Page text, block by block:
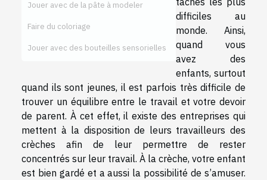
Jouer avec de la pâte à modeler
Faire du coloriage
Jouer avec des bouteilles sensorielles
difficiles au
monde. Ainsi,
quand vous
avez des
enfants, surtout
quand ils sont jeunes, il est parfois très difficile de
trouver un équilibre entre le travail et votre devoir
de parent. À cet effet, il existe des entreprises qui
mettent à la disposition de leurs travailleurs des
crèches afin de leur permettre de rester
concentrés sur leur travail. À la crèche, votre enfant
est bien gardé et a aussi la possibilité de s’amuser.